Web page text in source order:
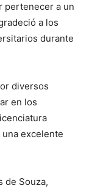
pertenecer a un
a los
durante
diversos
en los
una excelente
de Souza,